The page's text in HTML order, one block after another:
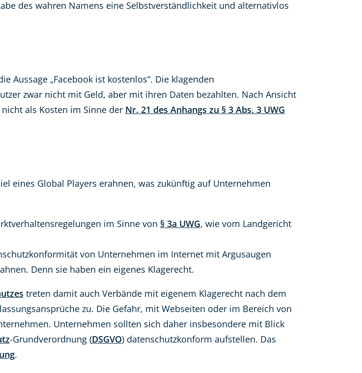
des wahren Namens eine Selbstverständlichkeit und alternativlos
Aussage „Facebook ist kostenlos“. Die klagenden
zwar nicht mit Geld, aber mit ihren Daten bezahlten. Nach Ansicht
als Kosten im Sinne der Nr. 21 des Anhangs zu § 3 Abs. 3 UWG
eines Global Players erahnen, was zukünftig auf Unternehmen
im Sinne von § 3a UWG, wie vom Landgericht
von Unternehmen im Internet mit Argusaugen
Denn sie haben ein eigenes Klagerecht.
treten damit auch Verbände mit eigenem Klagerecht nach dem
zu. Die Gefahr, mit Webseiten oder im Bereich von
Unternehmen sollten sich daher insbesondere mit Blick
-Grundverordnung (DSGVO) datenschutzkonform aufstellen. Das
.